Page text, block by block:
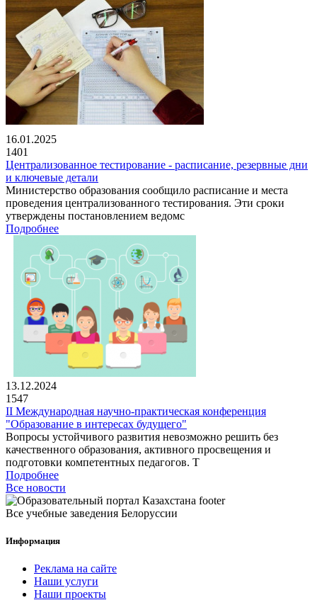
16.01.2025
1401
Централизованное тестирование - расписание, резервные дни
и ключевые детали
Министерство образования сообщило расписание и места
проведения централизованного тестирования. Эти сроки
утверждены постановлением ведомс
Подробнее
13.12.2024
1547
II Международная научно-практическая конференция
"Образование в интересах будущего"
Вопросы устойчивого развития невозможно решить без
качественного образования, активного просвещения и
подготовки компетентных педагогов. Т
Подробнее
Все новости
Все учебные заведения Белоруссии
Информация
Реклама на сайте
Наши услуги
Наши проекты